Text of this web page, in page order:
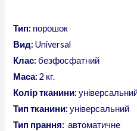
Тип: порошок
Вид: Universal
Клас: безфосфатний
Маса: 2 кг.
Колір тканини:
Тип тканини: універсальний
Тип прання: автоматичне